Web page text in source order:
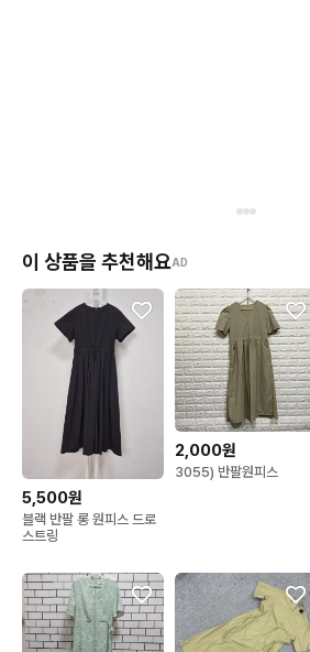
이 상품을 추천해요AD
5,500원
블랙 반팔 롱 원피스 드로
스트링
2,000원
3055) 반팔원피스